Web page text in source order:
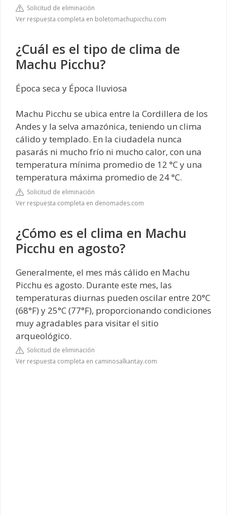
Solicitud de eliminación
Ver respuesta completa en boletomachupicchu.com
¿Cuál es el tipo de clima de
Machu Picchu?
Época seca y Época lluviosa
Machu Picchu se ubica entre la Cordillera de los
Andes y la selva amazónica, teniendo un clima
cálido y templado. En la ciudadela nunca
pasarás ni mucho frío ni mucho calor, con una
temperatura mínima promedio de 12 °C y una
temperatura máxima promedio de 24 °C.
Solicitud de eliminación
Ver respuesta completa en denomades.com
¿Cómo es el clima en Machu
Picchu en agosto?
Generalmente, el mes más cálido en Machu
Picchu es agosto. Durante este mes, las
temperaturas diurnas pueden oscilar entre 20°C
(68°F) y 25°C (77°F), proporcionando condiciones
muy agradables para visitar el sitio
arqueológico.
Solicitud de eliminación
Ver respuesta completa en caminosalkantay.com